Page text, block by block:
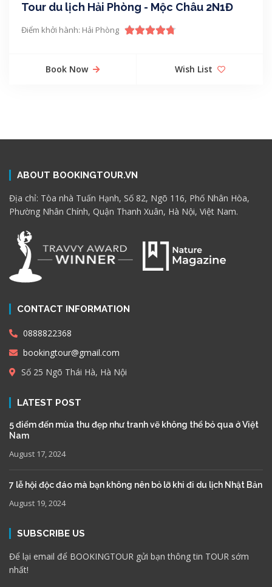
Tour du lịch Hải Phòng - Mộc Châu 2N1Đ
Điểm khởi hành: Hải Phòng
Book Now Wish List
ABOUT BOOKINGTOUR.VN
Địa chỉ: Tòa nhà Tuấn Hạnh, Số 82, Ngõ 116, Phố Nhân Hòa,
Phường Nhân Chính, Quận Thanh Xuân, Hà Nội, Việt Nam.
CONTACT INFORMATION
0888822368
bookingtour@gmail.com
Số 25 Ngõ Thái Hà, Hà Nội
LATEST POST
5 điểm đến mùa thu đẹp như tranh vẽ không thể bỏ qua ở Việt
Nam
August 17, 2024
7 lễ hội độc đáo mà bạn không nên bỏ lỡ khi đi du lịch Nhật Bản
August 19, 2024
SUBSCRIBE US
Để lại email để BOOKINGTOUR gửi bạn thông tin TOUR sớm
nhất!